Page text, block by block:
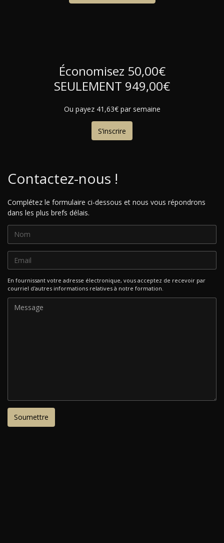
Économisez 50,00€
SEULEMENT 949,00€
Ou payez 41,63€ par semaine
S’inscrire
Contactez-nous !
Complétez le formulaire ci-dessous et nous vous répondrons
dans les plus brefs délais.
En fournissant votre adresse électronique, vous acceptez de recevoir par
courriel d'autres informations relatives à notre formation.